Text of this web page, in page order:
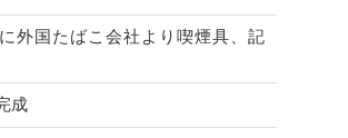
外国たばこ会社より喫煙具、記
成